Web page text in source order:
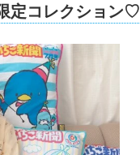
定コレクション♡